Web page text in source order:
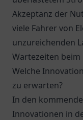
Akzeptanz der
viele Fahrer von
unzureichenden
Wartezeiten
Welche
zu erwarten?
In den
Innovationen in